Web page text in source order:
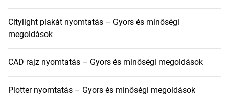
Citylight plakát nyomtatás – Gyors és minőségi
megoldások
CAD rajz nyomtatás – Gyors és minőségi megoldások
Plotter nyomtatás – Gyors és minőségi megoldások